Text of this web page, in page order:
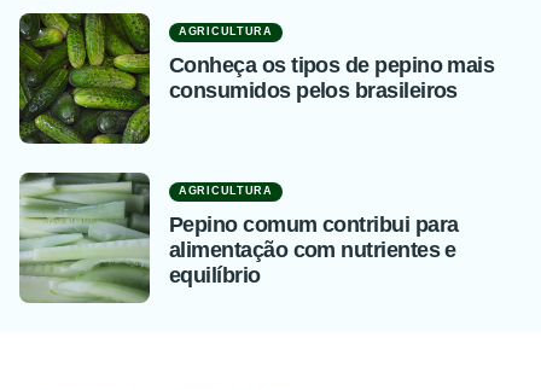
AGRICULTURA
Conheça os tipos de pepino mais
consumidos pelos brasileiros
AGRICULTURA
Pepino comum contribui para
alimentação com nutrientes e
equilíbrio